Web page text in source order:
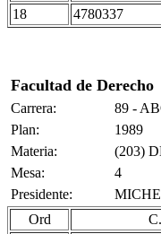
18 4780337
Facultad de Derecho
Carrera:
89 -
Plan:
1989
Materia:
(203)
Mesa:
4
Presidente:
Ord